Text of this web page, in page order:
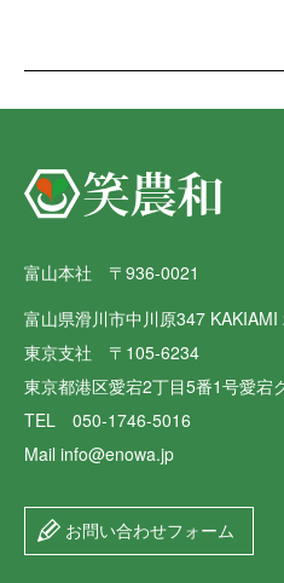
富山本社 〒936-0021
富山県滑川市中川原347 KAKIAMI
東京支社 〒105-6234
東京都港区愛宕2丁目5番1号愛宕
TEL 050-1746-5016
Mail info@enowa.jp
お問い合わせフォーム